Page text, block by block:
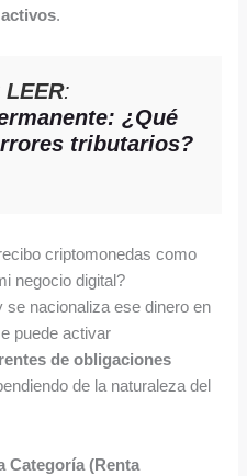
.
LEER:
¿Qué
tributarios?
criptomonedas como
negocio digital?
nacionaliza ese dinero en
puede activar
de obligaciones
de la naturaleza del
Categoría (Renta